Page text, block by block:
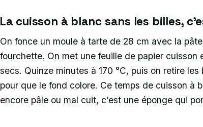
La cuisson à blanc sans les billes,
On fonce un moule à tarte de 28 cm avec la
fourchette. On met une feuille de papier
secs. Quinze minutes à 170 °C, puis on retire
pour que le fond colore. Ce temps de cuisson à
encore pâle ou mal cuit, c’est une éponge qui